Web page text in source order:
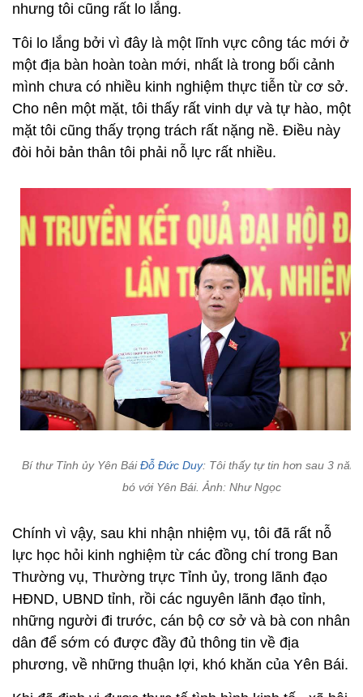
nhưng tôi cũng rất lo lắng.
Tôi lo lắng bởi vì đây là một lĩnh vực công tác mới ở
một địa bàn hoàn toàn mới, nhất là trong bối cảnh
mình chưa có nhiều kinh nghiệm thực tiễn từ cơ sở.
Cho nên một mặt, tôi thấy rất vinh dự và tự hào, một
mặt tôi cũng thấy trọng trách rất nặng nề. Điều này
đòi hỏi bản thân tôi phải nỗ lực rất nhiều.
Bí thư Tỉnh ủy Yên BáiĐỗ Đức Duy: Tôi thấy tự tin hơn sau 3 năm
bó với Yên Bái. Ảnh: Như Ngọc
Chính vì vậy, sau khi nhận nhiệm vụ, tôi đã rất nỗ
lực học hỏi kinh nghiệm từ các đồng chí trong Ban
Thường vụ, Thường trực Tỉnh ủy, trong lãnh đạo
HĐND, UBND tỉnh, rồi các nguyên lãnh đạo tỉnh,
những người đi trước, cán bộ cơ sở và bà con nhân
dân để sớm có được đầy đủ thông tin về địa
phương, về những thuận lợi, khó khăn của Yên Bái.